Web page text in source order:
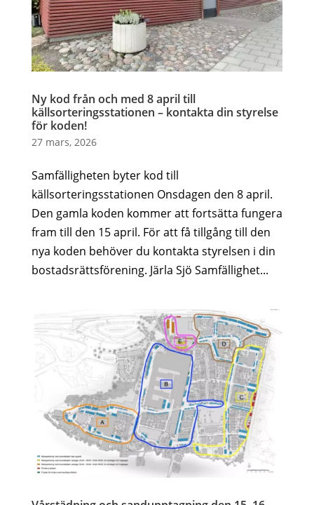
Ny kod från och med 8 april till
källsorteringsstationen – kontakta din styrelse
för koden!
27 mars, 2026
Samfälligheten byter kod till
källsorteringsstationen Onsdagen den 8 april.
Den gamla koden kommer att fortsätta fungera
fram till den 15 april. För att få tillgång till den
nya koden behöver du kontakta styrelsen i din
bostadsrättsförening. Järla Sjö Samfällighet...